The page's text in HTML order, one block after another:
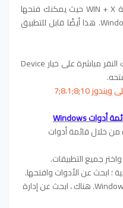
يطلق عليه أيضًا قائمة WinX أو قائمة WIN + X حيث يمكنك فتحها
مباشرة بالضغط على مفاتيح Windows + X. هذا أيضًا قابل للتطبيق
بمجرد فتح قائمة Quick Link ، يمكنك النقر مباشرة على خيار Device
من خلال قائمة أدوات
3. بعد ذلك ، سيتم فتح نافذة أدوات Windows. هناك ، ابحث عن إدارة